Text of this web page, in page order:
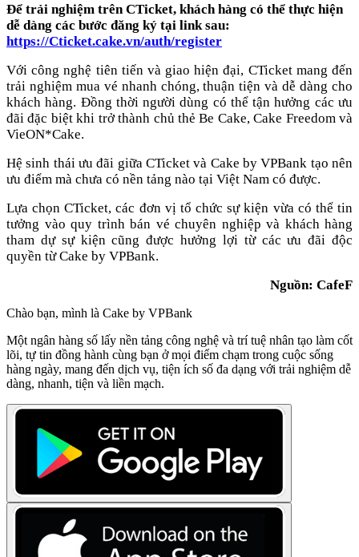
Để trải nghiệm trên CTicket, khách hàng có thể thực hiện
dễ dàng các bước đăng ký tại link sau:
https://Cticket.cake.vn/auth/register
Với công nghệ tiên tiến và giao hiện đại, CTicket mang đến
trải nghiệm mua vé nhanh chóng, thuận tiện và dễ dàng cho
khách hàng. Đồng thời người dùng có thể tận hưởng các ưu
đãi đặc biệt khi trở thành chủ thẻ Be Cake, Cake Freedom và
VieON*Cake.
Hệ sinh thái ưu đãi giữa CTicket và Cake by VPBank tạo nên
ưu điểm mà chưa có nền tảng nào tại Việt Nam có được.
Lựa chọn CTicket, các đơn vị tổ chức sự kiện vừa có thể tin
tưởng vào quy trình bán vé chuyên nghiệp và khách hàng
tham dự sự kiện cũng được hưởng lợi từ các ưu đãi độc
quyền từ Cake by VPBank.
Nguồn: CafeF
Chào bạn, mình là Cake by VPBank
Một ngân hàng số lấy nền tảng công nghệ và trí tuệ nhân tạo làm cốt
lõi, tự tin đồng hành cùng bạn ở mọi điểm chạm trong cuộc sống
hàng ngày, mang đến dịch vụ, tiện ích số đa dạng với trải nghiệm dễ
dàng, nhanh, tiện và liền mạch.